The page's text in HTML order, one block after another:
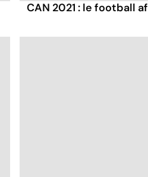
CAN 2021 : le football